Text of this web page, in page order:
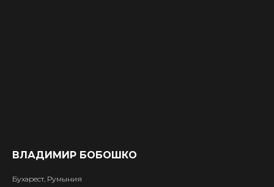
ВЛАДИМИР БОБОШКО
Бухарест, Румыния